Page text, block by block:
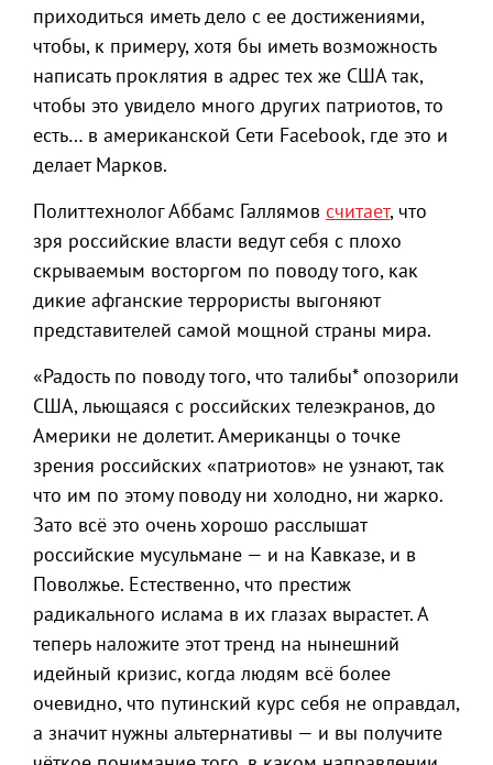
приходиться иметь дело с ее достижениями,
чтобы, к примеру, хотя бы иметь возможность
написать проклятия в адрес тех же США так,
чтобы это увидело много других патриотов, то
есть… в американской Сети Facebook, где это и
делает Марков.
Политтехнолог Аббамс Галлямов считает, что
зря российские власти ведут себя с плохо
скрываемым восторгом по поводу того, как
дикие афганские террористы выгоняют
представителей самой мощной страны мира.
«Радость по поводу того, что талибы* опозорили
США, льющаяся с российских телеэкранов, до
Америки не долетит. Американцы о точке
зрения российских «патриотов» не узнают, так
что им по этому поводу ни холодно, ни жарко.
Зато всё это очень хорошо расслышат
российские мусульмане — и на Кавказе, и в
Поволжье. Естественно, что престиж
радикального ислама в их глазах вырастет. А
теперь наложите этот тренд на нынешний
идейный кризис, когда людям всё более
очевидно, что путинский курс себя не оправдал,
а значит нужны альтернативы — и вы получите